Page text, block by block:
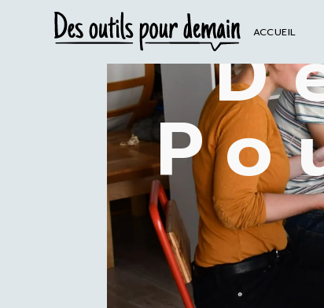
ACCUEIL